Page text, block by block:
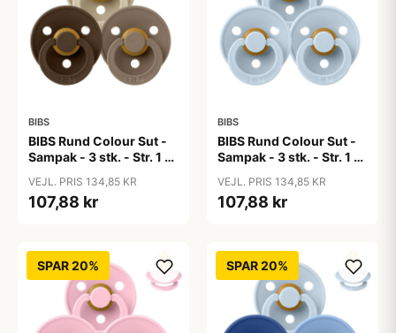
BIBS
BIBS Rund Colour Sut -
Sampak - 3 stk. - Str. 1 -
VEJL. PRIS 134,85 KR
107,88 kr
BIBS
BIBS Rund Colour Sut -
Sampak - 3 stk. - Str. 1 -
VEJL. PRIS 134,85 KR
107,88 kr
SPAR 20% SPAR 20%